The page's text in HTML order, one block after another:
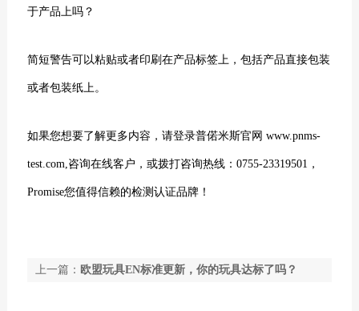
于产品上吗？
简短警告可以粘贴或者印刷在产品标签上，包括产品直接包装
或者包装纸上。
如果您想要了解更多内容，请登录普偌米斯官网 www.pnms-
test.com,咨询在线客户，或拨打咨询热线： 0755-23319501，
Promise您值得信赖的检测认证品牌！
上一篇： 欧盟玩具EN标准更新，你的玩具达标了吗？